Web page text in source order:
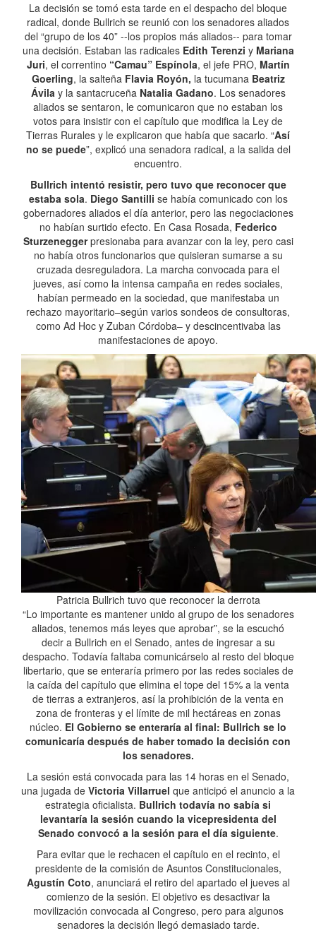
La decisión se tomó esta tarde en el despacho del bloque
radical, donde Bullrich se reunió con los senadores aliados
del “grupo de los 40” --los propios más aliados-- para tomar
una decisión. Estaban las radicales Edith Terenzi y Mariana
Juri, el correntino “Camau” Espínola, el jefe PRO, Martín
Goerling, la salteña Flavia Royón, la tucumana Beatriz
Ávilay la santacruceñaNatalia Gadano. Los senadores
aliados se sentaron, le comunicaron que no estaban los
votos para insistir con el capítulo que modifica la Ley de
Tierras Rurales y le explicaron que había que sacarlo. “Así
no se puede”, explicó una senadora radical, a la salida del
encuentro.
Bullrich intentó resistir, pero tuvo que reconocer que
estaba sola. Diego Santilli se había comunicado con los
gobernadores aliados el día anterior, pero las negociaciones
no habían surtido efecto. En Casa Rosada, Federico
Sturzeneggerpresionaba para avanzar con la ley, pero casi
no había otros funcionarios que quisieran sumarse a su
cruzada desreguladora. La marcha convocada para el
jueves, así como la intensa campaña en redes sociales,
habían permeado en la sociedad, que manifestaba un
rechazo mayoritario–según varios sondeos de consultoras,
como Ad Hoc y Zuban Córdoba– y descincentivaba las
manifestaciones de apoyo.
Patricia Bullrich tuvo que reconocer la derrota
“Lo importante es mantener unido al grupo de los senadores
aliados, tenemos más leyes que aprobar”, se la escuchó
decir a Bullrich en el Senado, antes de ingresar a su
despacho. Todavía faltaba comunicárselo al resto del bloque
libertario, que se enteraría primero por las redes sociales de
la caída del capítulo que elimina el tope del 15% a la venta
de tierras a extranjeros, así la prohibición de la venta en
zona de fronteras y el límite de mil hectáreas en zonas
núcleo. El Gobierno se enteraría al final: Bullrich se lo
comunicaría después de haber tomado la decisión con
los senadores.
La sesión está convocada para las 14 horas en el Senado,
una jugada de Victoria Villarruel que anticipó el anuncio a la
estrategia oficialista. Bullrich todavía no sabía si
levantaría la sesión cuando la vicepresidenta del
Senado convocó a la sesión para el día siguiente.
Para evitar que le rechacen el capítulo en el recinto, el
presidente de la comisión de Asuntos Constitucionales,
Agustín Coto, anunciará el retiro del apartado el jueves al
comienzo de la sesión. El objetivo es desactivar la
movilización convocada al Congreso, pero para algunos
senadores la decisión llegó demasiado tarde.